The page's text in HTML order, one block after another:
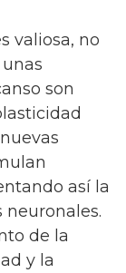
valiosa, no
son
así la
de la
y la